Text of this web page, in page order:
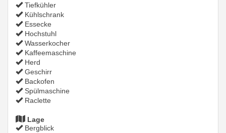
Tiefkühler
Kühlschrank
Essecke
Hochstuhl
Wasserkocher
Kaffeemaschine
Herd
Geschirr
Backofen
Spülmaschine
Raclette
Lage
Bergblick